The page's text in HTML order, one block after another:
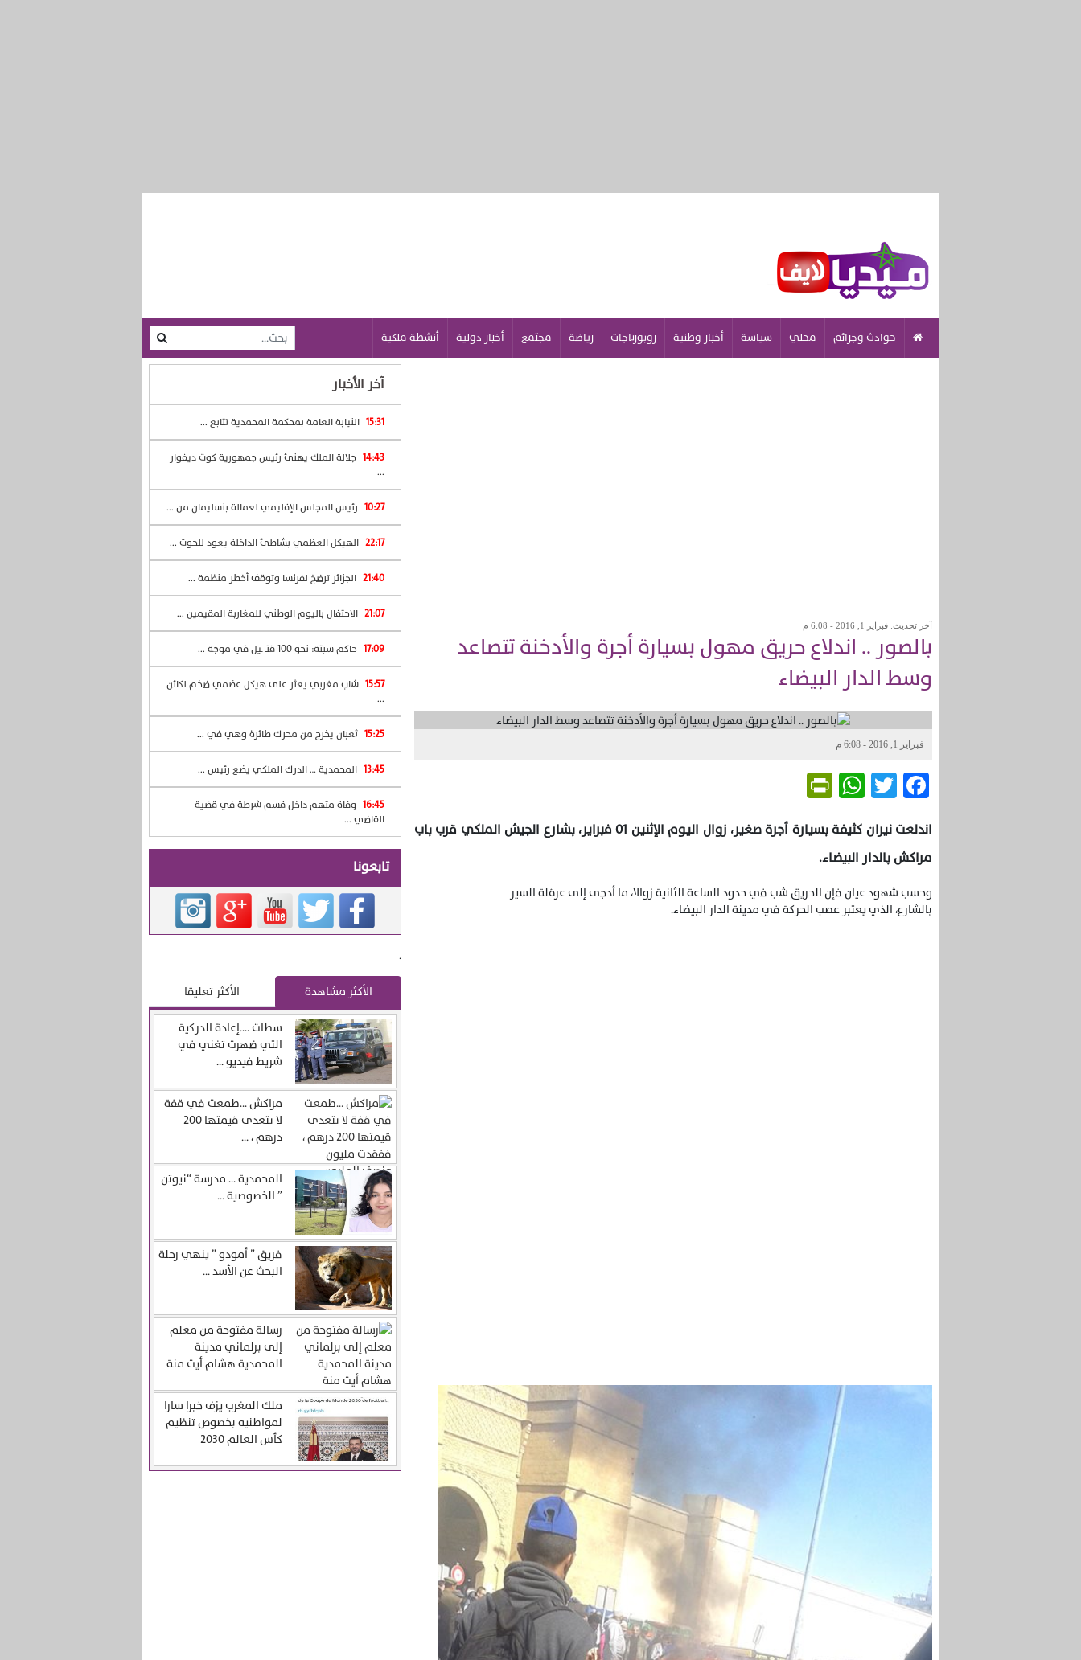
حوادث وجرائم محلي سياسة أخبار وطنية روبورتاجات رياضة مجتمع أخبار دولية أنشطة ملكية
آخر تحديث: فبراير 1, 2016 - 6:08 م
بالصور .. اندلاع حريق مهول بسيارة أجرة والأدخنة تتصاعد
وسط الدار البيضاء
فبراير 1, 2016 - 6:08 م
Facebook
Twitter
WhatsApp
اندلعت نيران كثيفة بسيارة أجرة صغير، زوال اليوم الإثنين 01 فبراير، بشارع الجيش الملكي قرب باب
مراكش بالدار البيضاء.
وحسب شهود عيان فإن الحريق شب في حدود الساعة الثانية زوالا، ما أدجى إلى عرقلة السير
بالشارع، الذي يعتبر عصب الحركة في مدينة الدار البيضاء.
آخر الأخبار
15:31 النيابة العامة بمحكمة المحمدية تتابع ...
14:43 جلالة الملك يهنئ رئيس جمهورية كوت ديفوار
...
10:27 رئيس المجلس الإقليمي لعمالة بنسليمان من ...
22:17 الهيكل العظمي بشاطئ الداخلة يعود للحوت ...
21:40 الجزائر ترضخ لفرنسا وتوقف أخطر منظمة ...
21:07 الاحتفال باليوم الوطني للمغاربة المقيمين ...
17:09 حاكم سبتة: نحو 100 قتــ ـيل في موجة ...
15:57 شاب مغربي يعثر على هيكل عضمي ضخم لكائن
...
15:25 ثعبان يخرج من محرك طائرة وهي في ...
13:45 المحمدية … الدرك الملكي يضع رئيس ...
16:45 وفاة متهم داخل قسم شرطة في قضية
القاضي ...
تابعونا
.
الأكثر مشاهدة
الأكثر تعليقا
سطات ….إعادة الدركية
التي ضهرت تغني في
شريط فيديو ...
مراكش …طمعت في قفة
لا تتعدى قيمتها 200
درهم ، ...
المحمدية … مدرسة “نيوتن
” الخصوصية ...
فريق ” أمودو ” ينهي رحلة
البحث عن الأسد ...
رسالة مفتوحة من معلم
إلى برلماني مدينة
المحمدية هشام أيت منة
ملك المغرب يزف خبرا سارا
لمواطنيه بخصوص تنظيم
كأس العالم 2030